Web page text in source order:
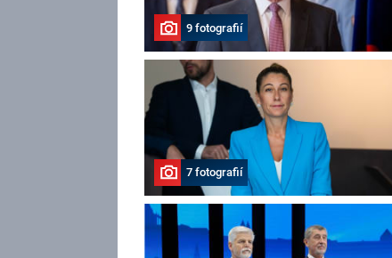
9 fotografií
7 fotografií